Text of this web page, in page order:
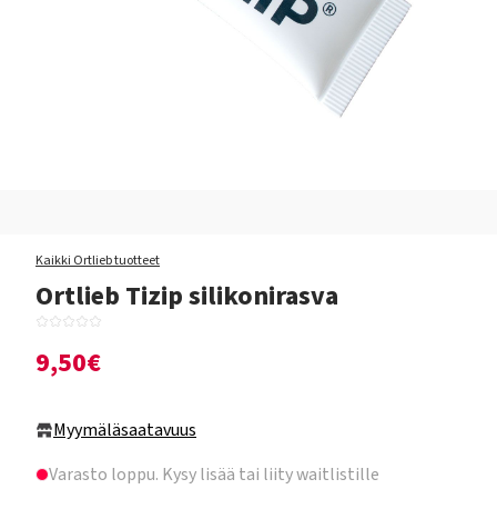
Kaikki Ortlieb tuotteet
Ortlieb Tizip silikonirasva
9,50€
Myymäläsaatavuus
Varasto loppu. Kysy lisää tai liity waitlistille